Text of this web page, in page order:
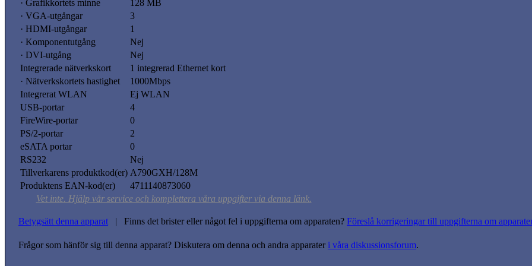
· Grafikkortets minne
128 MB
· VGA-utgångar
3
· HDMI-utgångar
1
· Komponentutgång
Nej
· DVI-utgång
Nej
Integrerade nätverkskort
1 integrerad Ethernet kort
· Nätverkskortets hastighet
1000Mbps
Integrerat WLAN
Ej WLAN
USB-portar
4
FireWire-portar
0
PS/2-portar
2
eSATA portar
0
RS232
Nej
Tillverkarens produktkod(er) A790GXH/128M
Produktens EAN-kod(er)
4711140873060
Vet inte. Hjälp vår service och komplettera våra uppgifter via denna länk.
Betygsätt denna apparat | Finns det brister eller något fel i uppgifterna om apparaten? Föreslå korrigeringar till uppgifterna om
Frågor som hänför sig till denna apparat? Diskutera om denna och andra apparater i våra diskussionsforum.